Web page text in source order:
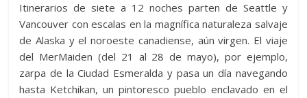
Itinerarios de siete a 12 noches parten de Seattle y
Vancouver con escalas en la magnífica naturaleza salvaje
de Alaska y el noroeste canadiense, aún virgen. El viaje
del MerMaiden (del 21 al 28 de mayo), por ejemplo,
zarpa de la Ciudad Esmeralda y pasa un día navegando
hasta Ketchikan, un pintoresco pueblo enclavado en el